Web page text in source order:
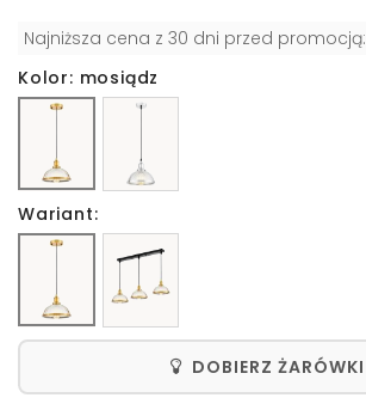
Najniższa cena z 30 dni przed promocją:
Kolor: mosiądz
Wariant:
DOBIERZ ŻARÓWKI